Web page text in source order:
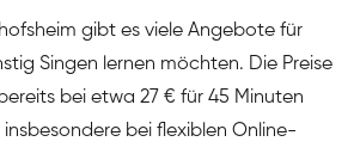
gibt es viele Angebote für
Singen lernen möchten. Die Preise
bei etwa 27 € für 45 Minuten
bei flexiblen Online-